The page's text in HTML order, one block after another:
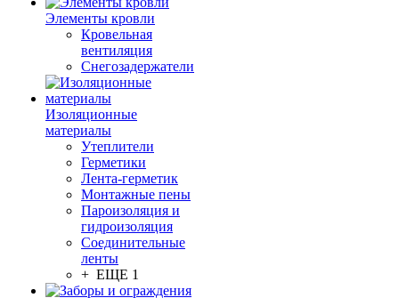
Элементы кровли
Кровельная
вентиляция
Снегозадержатели
Изоляционные
материалы
Утеплители
Герметики
Лента-герметик
Монтажные пены
Пароизоляция и
гидроизоляция
Соединительные
ленты
+ ЕЩЕ 1